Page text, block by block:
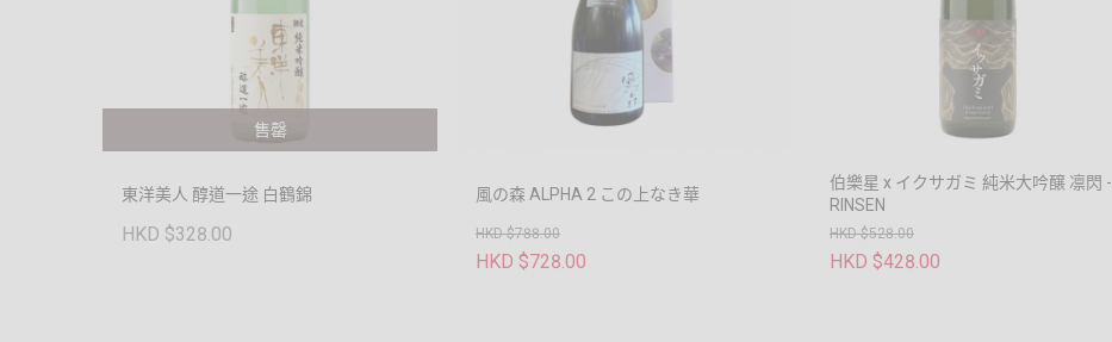
售罄
東洋美人 醇道一途 白鶴錦
HKD $328.00
風の森 ALPHA 2 この上なき華
HKD $788.00
HKD $728.00
伯樂星 x イクサガミ 純米大吟醸 凛閃 -
RINSEN
HKD $528.00
HKD $428.00